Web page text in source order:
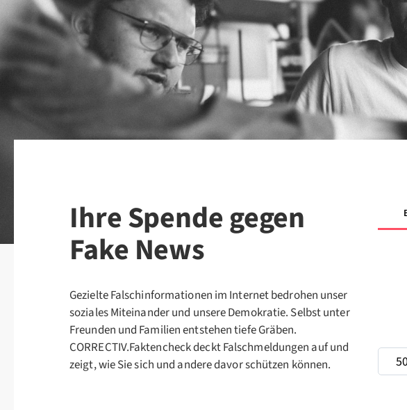
Ihre Spende gegen
Fake News
Gezielte Falschinformationen im Internet bedrohen unser
soziales Miteinander und unsere Demokratie. Selbst unter
Freunden und Familien entstehen tiefe Gräben.
CORRECTIV.Faktencheck deckt Falschmeldungen auf und
zeigt, wie Sie sich und andere davor schützen können.